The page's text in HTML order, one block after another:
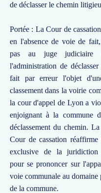
de déclasser le chemin
Portée : La Cour de
en l'absence de voie de
pas au juge judiciaire
l'administration de
fait par erreur l'objet
classement dans la voirie
la cour d'appel de Lyon a
enjoignant à la commune
déclassement du chemin.
Cour de cassation réaffirme
exclusive de la juridiction
pour se prononcer sur
voie communale au
de la commune.